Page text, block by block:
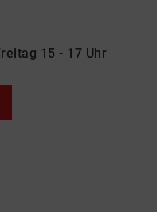
15 - 17 Uhr